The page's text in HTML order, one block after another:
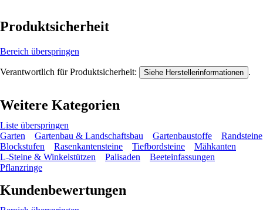
Produktsicherheit
Bereich überspringen
Verantwortlich für Produktsicherheit: Siehe Herstellerinformationen .
Weitere Kategorien
Liste überspringen
Garten
Gartenbau & Landschaftsbau Gartenbaustoffe
Randsteine
Blockstufen
Rasenkantensteine Tiefbordsteine
Mähkanten
L-Steine & Winkelstützen
Palisaden
Beeteinfassungen
Pflanzringe
Kundenbewertungen